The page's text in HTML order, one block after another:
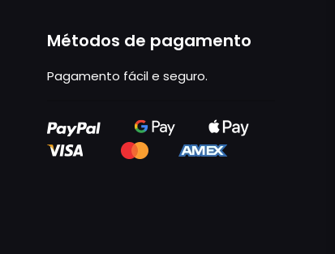
Métodos de pagamento
Pagamento fácil e seguro.